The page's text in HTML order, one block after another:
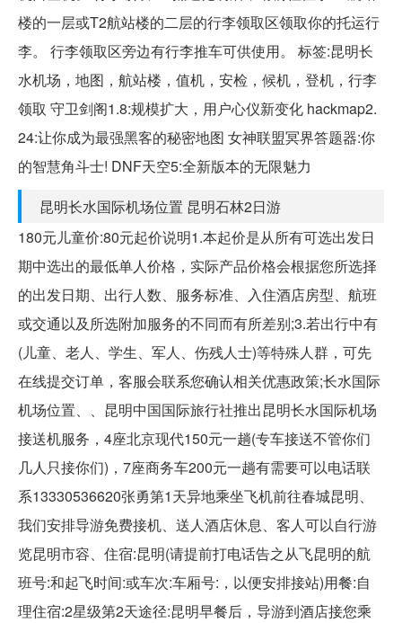
楼的一层或T2航站楼的二层的行李领取区领取你的托运行
李。 行李领取区旁边有行李推车可供使用。 标签:昆明长
水机场，地图，航站楼，值机，安检，候机，登机，行李
领取 守卫剑阁1.8:规模扩大，用户心仪新变化 hackmap2.
24:让你成为最强黑客的秘密地图 女神联盟冥界答题器:你
的智慧角斗士! DNF天空5:全新版本的无限魅力
昆明长水国际机场位置 昆明石林2日游
180元儿童价:80元起价说明1.本起价是从所有可选出发日
期中选出的最低单人价格，实际产品价格会根据您所选择
的出发日期、出行人数、服务标准、入住酒店房型、航班
或交通以及所选附加服务的不同而有所差别;3.若出行中有
(儿童、老人、学生、军人、伤残人士)等特殊人群，可先
在线提交订单，客服会联系您确认相关优惠政策;长水国际
机场位置、、昆明中国国际旅行社推出昆明长水国际机场
接送机服务，4座北京现代150元一趟(专车接送不管你们
几人只接你们)，7座商务车200元一趟有需要可以电话联
系13330536620张勇第1天异地乘坐飞机前往春城昆明、
我们安排导游免费接机、送人酒店休息、客人可以自行游
览昆明市容、住宿:昆明(请提前打电话告之从飞昆明的航
班号:和起飞时间:或车次:车厢号:，以便安排接站)用餐:自
理住宿:2星级第2天途径:昆明早餐后，导游到酒店接您乘